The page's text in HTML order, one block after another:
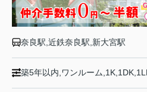
奈良駅,近鉄奈良駅,新大宮駅
築5年以内,ワンルーム